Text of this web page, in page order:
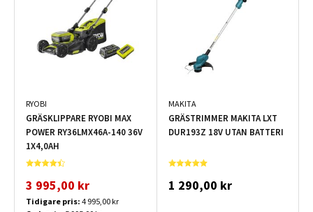
RYOBI
GRÄSKLIPPARE RYOBI MAX
POWER RY36LMX46A-140 36V
1X4,0AH
3 995,00 kr
Tidigare pris: 4 995,00 kr
MAKITA
GRÄSTRIMMER MAKITA LXT
DUR193Z 18V UTAN BATTERI
1 290,00 kr